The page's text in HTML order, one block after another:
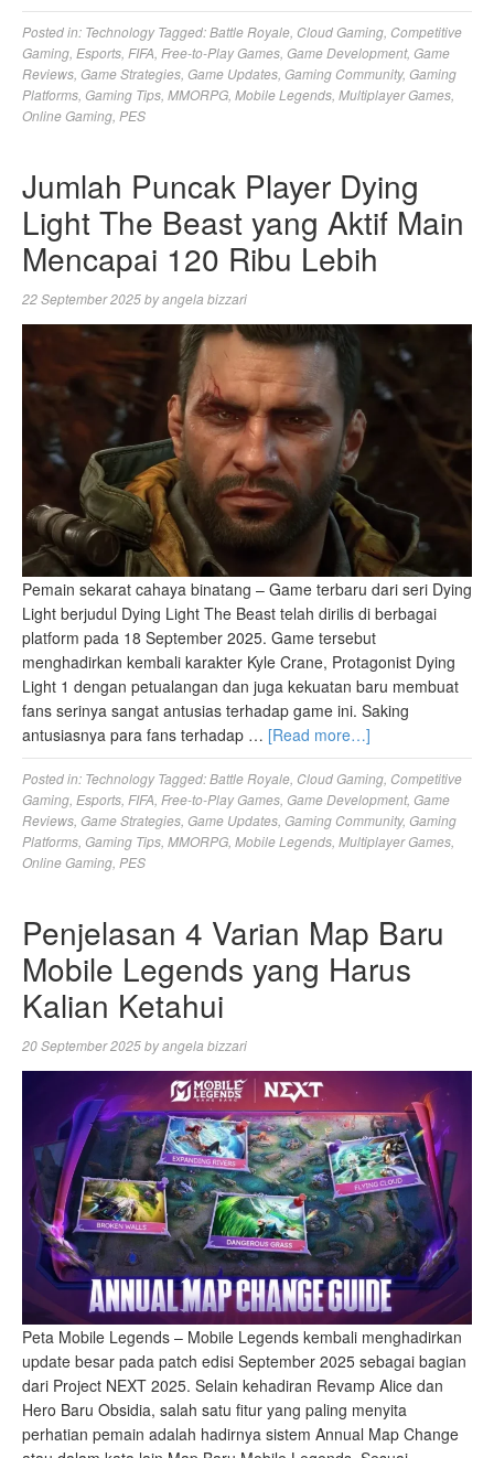
Posted in: Technology Tagged:Battle Royale Cloud Gaming Competitive
Gaming Esports FIFA Free-to-Play Games Game Development, Game
Reviews Game Strategies Game Updates Gaming Community, Gaming
Platforms Gaming Tips MMORPG Mobile Legends Multiplayer Games
Online Gaming PES
Jumlah Puncak Player Dying
Light The Beast yang Aktif Main
Mencapai 120 Ribu Lebih
22 September 2025byangela bizzari
Pemain sekarat cahaya binatang – Game terbaru dari seri Dying
Light berjudul Dying Light The Beast telah dirilis di berbagai
platform pada 18 September 2025. Game tersebut
menghadirkan kembali karakter Kyle Crane, Protagonist Dying
Light 1 dengan petualangan dan juga kekuatan baru membuat
fans serinya sangat antusias terhadap game ini. Saking
antusiasnya para fans terhadap … [Read more…]
Posted in: Technology Tagged:Battle Royale, Cloud Gaming, Competitive
Gaming, Esports, FIFA, Free-to-Play Games, Game Development, Game
Reviews, Game Strategies, Game Updates, Gaming Community, Gaming
Platforms, Gaming Tips, MMORPG, Mobile Legends, Multiplayer Games,
Online Gaming, PES
Penjelasan 4 Varian Map Baru
Mobile Legends yang Harus
Kalian Ketahui
20 September 2025byangela bizzari
Peta Mobile Legends – Mobile Legends kembali menghadirkan
update besar pada patch edisi September 2025 sebagai bagian
dari Project NEXT 2025. Selain kehadiran Revamp Alice dan
Hero Baru Obsidia, salah satu fitur yang paling menyita
perhatian pemain adalah hadirnya sistem Annual Map Change